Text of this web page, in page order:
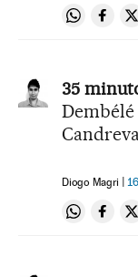
35
Diogo Magri